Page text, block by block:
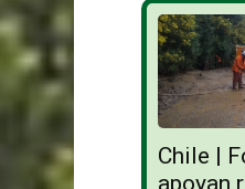
Chile |